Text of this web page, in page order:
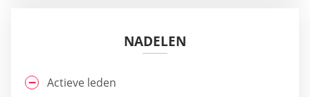
NADELEN
Actieve leden